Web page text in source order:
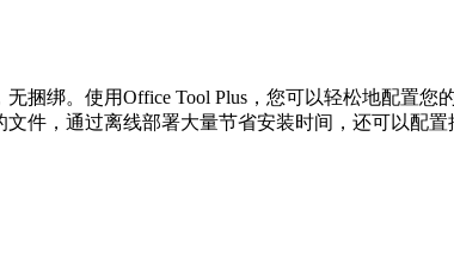
捆绑。使用Office Tool Plus，您可以轻松地配置您
件，通过离线部署大量节省安装时间，还可以配置